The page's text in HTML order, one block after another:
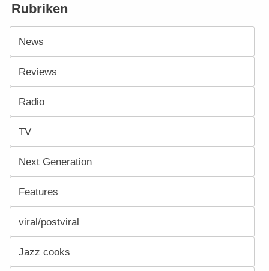
Rubriken
News
Reviews
Radio
TV
Next Generation
Features
viral/postviral
Jazz cooks